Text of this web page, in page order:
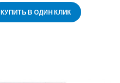
КУПИТЬ В ОДИН КЛИК